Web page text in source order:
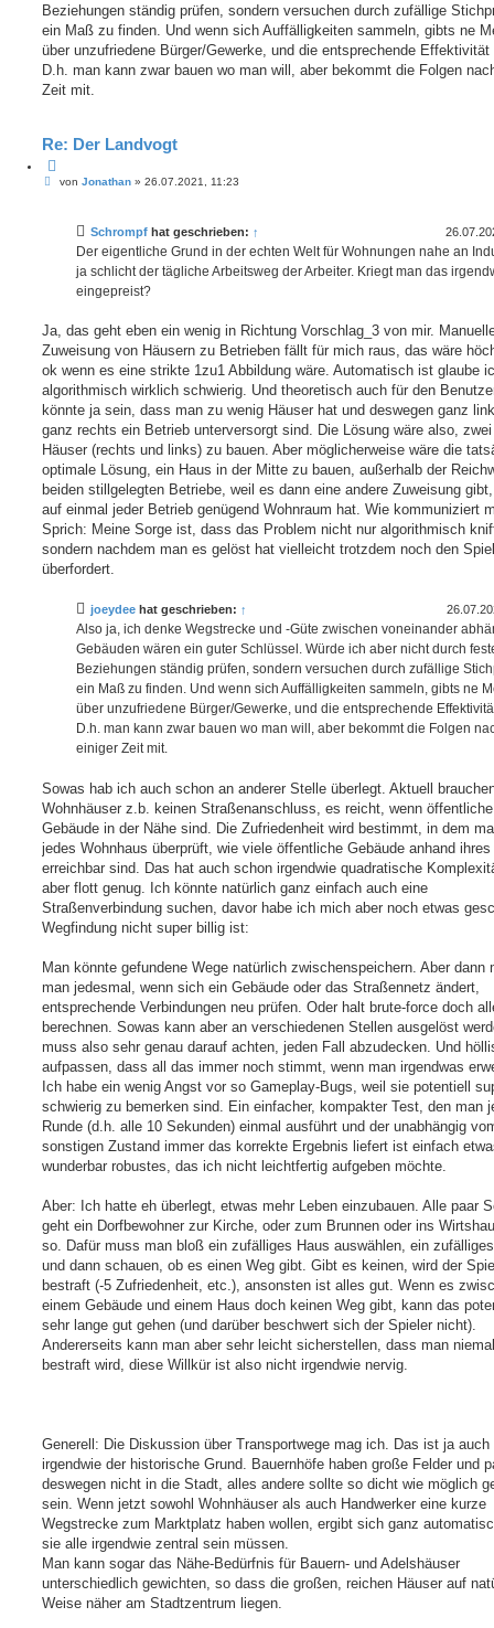
Beziehungen ständig prüfen, sondern versuchen durch zufällige
ein Maß zu finden. Und wenn sich Auffälligkeiten sammeln, gibts ne
über unzufriedene Bürger/Gewerke, und die entsprechende
D.h. man kann zwar bauen wo man will, aber bekommt die Folgen
Zeit mit.
Re: Der Landvogt
iBvon Jonathan» 26.07.2021, 11:23
Schrompf hat geschrieben: ↑
Der eigentliche Grund in der echten Welt für Wohnungen nahe an
ja schlicht der tägliche Arbeitsweg der Arbeiter. Kriegt man das
eingepreist?
Ja, das geht eben ein wenig in Richtung Vorschlag_3 von mir.
Zuweisung von Häusern zu Betrieben fällt für mich raus, das wäre
ok wenn es eine strikte 1zu1 Abbildung wäre. Automatisch ist glaube
algorithmisch wirklich schwierig. Und theoretisch auch für den
könnte ja sein, dass man zu wenig Häuser hat und deswegen ganz
ganz rechts ein Betrieb unterversorgt sind. Die Lösung wäre also,
Häuser (rechts und links) zu bauen. Aber möglicherweise wäre die
optimale Lösung, ein Haus in der Mitte zu bauen, außerhalb der
beiden stillgelegten Betriebe, weil es dann eine andere Zuweisung
auf einmal jeder Betrieb genügend Wohnraum hat. Wie kommuniziert
Sprich: Meine Sorge ist, dass das Problem nicht nur algorithmisch
sondern nachdem man es gelöst hat vielleicht trotzdem noch den
überfordert.
joeydee hat geschrieben: ↑
Also ja, ich denke Wegstrecke und -Güte zwischen voneinander
Gebäuden wären ein guter Schlüssel. Würde ich aber nicht durch
Beziehungen ständig prüfen, sondern versuchen durch zufällige
ein Maß zu finden. Und wenn sich Auffälligkeiten sammeln, gibts ne
über unzufriedene Bürger/Gewerke, und die entsprechende
D.h. man kann zwar bauen wo man will, aber bekommt die Folgen
einiger Zeit mit.
Sowas hab ich auch schon an anderer Stelle überlegt. Aktuell
Wohnhäuser z.b. keinen Straßenanschluss, es reicht, wenn öffentliche
Gebäude in der Nähe sind. Die Zufriedenheit wird bestimmt, in dem
jedes Wohnhaus überprüft, wie viele öffentliche Gebäude anhand
erreichbar sind. Das hat auch schon irgendwie quadratische
aber flott genug. Ich könnte natürlich ganz einfach auch eine
Straßenverbindung suchen, davor habe ich mich aber noch etwas
Wegfindung nicht super billig ist:
Man könnte gefundene Wege natürlich zwischenspeichern. Aber dann
man jedesmal, wenn sich ein Gebäude oder das Straßennetz ändert,
entsprechende Verbindungen neu prüfen. Oder halt brute-force doch
berechnen. Sowas kann aber an verschiedenen Stellen ausgelöst
muss also sehr genau darauf achten, jeden Fall abzudecken. Und
aufpassen, dass all das immer noch stimmt, wenn man irgendwas
Ich habe ein wenig Angst vor so Gameplay-Bugs, weil sie potentiell
schwierig zu bemerken sind. Ein einfacher, kompakter Test, den man
Runde (d.h. alle 10 Sekunden) einmal ausführt und der unabhängig
sonstigen Zustand immer das korrekte Ergebnis liefert ist einfach
wunderbar robustes, das ich nicht leichtfertig aufgeben möchte.
Aber: Ich hatte eh überlegt, etwas mehr Leben einzubauen. Alle paar
geht ein Dorfbewohner zur Kirche, oder zum Brunnen oder ins
so. Dafür muss man bloß ein zufälliges Haus auswählen, ein
und dann schauen, ob es einen Weg gibt. Gibt es keinen, wird der
bestraft (-5 Zufriedenheit, etc.), ansonsten ist alles gut. Wenn es
einem Gebäude und einem Haus doch keinen Weg gibt, kann das
sehr lange gut gehen (und darüber beschwert sich der Spieler nicht).
Andererseits kann man aber sehr leicht sicherstellen, dass man
bestraft wird, diese Willkür ist also nicht irgendwie nervig.
Generell: Die Diskussion über Transportwege mag ich. Das ist ja auch
irgendwie der historische Grund. Bauernhöfe haben große Felder und
deswegen nicht in die Stadt, alles andere sollte so dicht wie möglich
sein. Wenn jetzt sowohl Wohnhäuser als auch Handwerker eine kurze
Wegstrecke zum Marktplatz haben wollen, ergibt sich ganz
sie alle irgendwie zentral sein müssen.
Man kann sogar das Nähe-Bedürfnis für Bauern- und Adelshäuser
unterschiedlich gewichten, so dass die großen, reichen Häuser auf
Weise näher am Stadtzentrum liegen.